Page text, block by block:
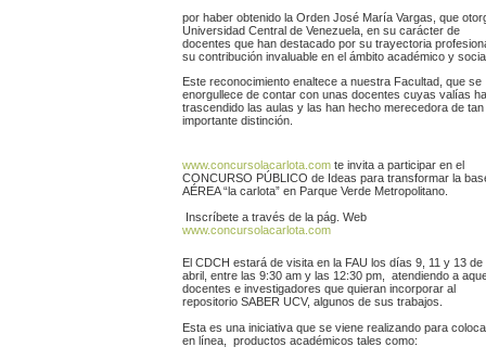
por haber obtenido la Orden José María Vargas, que
Universidad Central de Venezuela, en su carácter de
docentes que han destacado por su trayectoria
su contribución invaluable en el ámbito académico y
Este reconocimiento enaltece a nuestra Facultad, que se
enorgullece de contar con unas docentes cuyas valías
trascendido las aulas y las han hecho merecedora de tan
importante distinción.
www.concursolacarlota.com te invita a participar en el
CONCURSO PÚBLICO de Ideas para transformar la
AÉREA “la carlota” en Parque Verde Metropolitano.
Inscríbete a través de la pág. Web
www.concursolacarlota.com
El CDCH estará de visita en la FAU los días 9, 11 y 13 de
abril, entre las 9:30 am y las 12:30 pm, atendiendo a
docentes e investigadores que quieran incorporar al
repositorio SABER UCV, algunos de sus trabajos.
Esta es una iniciativa que se viene realizando para
en línea, productos académicos tales como: